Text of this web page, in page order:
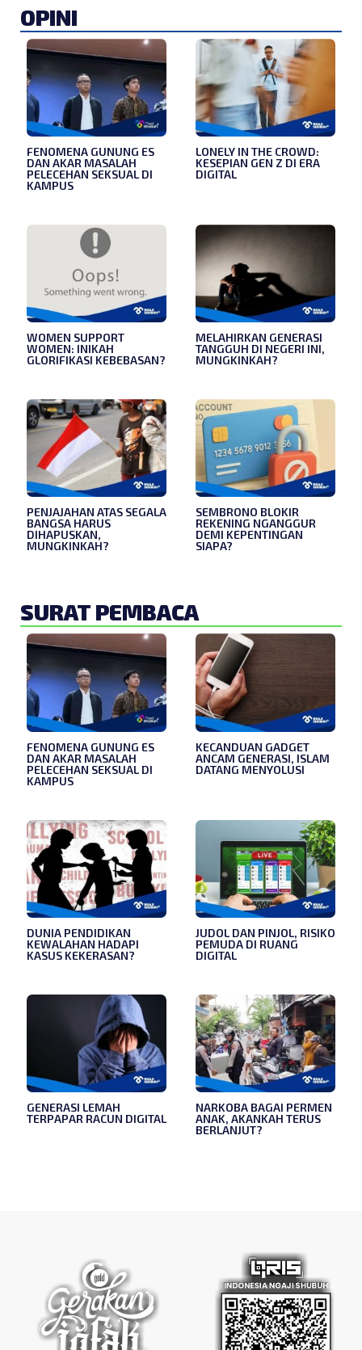
OPINI
FENOMENA GUNUNG ES
DAN AKAR MASALAH
PELECEHAN SEKSUAL DI
KAMPUS
LONELY IN THE CROWD:
KESEPIAN GEN Z DI ERA
DIGITAL
WOMEN SUPPORT
WOMEN: INIKAH
GLORIFIKASI KEBEBASAN?
MELAHIRKAN GENERASI
TANGGUH DI NEGERI INI,
MUNGKINKAH?
PENJAJAHAN ATAS SEGALA
BANGSA HARUS
DIHAPUSKAN,
MUNGKINKAH?
SEMBRONO BLOKIR
REKENING NGANGGUR
DEMI KEPENTINGAN
SIAPA?
SURAT PEMBACA
FENOMENA GUNUNG ES
DAN AKAR MASALAH
PELECEHAN SEKSUAL DI
KAMPUS
KECANDUAN GADGET
ANCAM GENERASI, ISLAM
DATANG MENYOLUSI
DUNIA PENDIDIKAN
KEWALAHAN HADAPI
KASUS KEKERASAN?
JUDOL DAN PINJOL, RISIKO
PEMUDA DI RUANG
DIGITAL
GENERASI LEMAH
TERPAPAR RACUN DIGITAL
NARKOBA BAGAI PERMEN
ANAK, AKANKAH TERUS
BERLANJUT?